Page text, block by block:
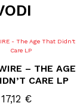
– THE AGE
CARE LP
17,12 €